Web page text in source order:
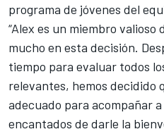
programa de jóvenes del
“Alex es un miembro valioso
mucho en esta decisión.
tiempo para evaluar todos
relevantes, hemos decidido
adecuado para acompañar
encantados de darle la